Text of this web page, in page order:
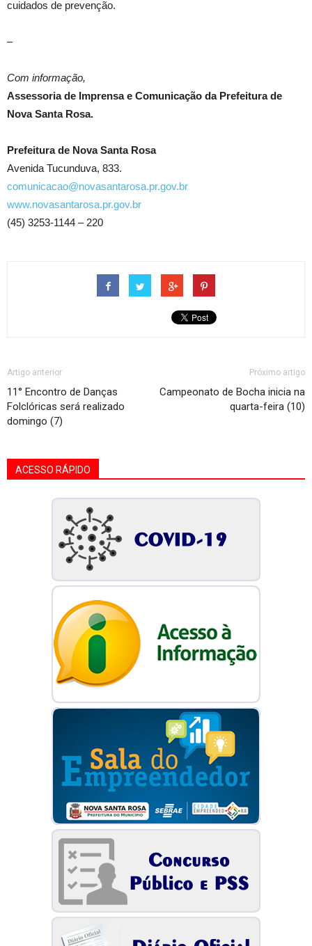
cuidados de prevenção.
–
Com informação,
Assessoria de Imprensa e Comunicação da Prefeitura de
Nova Santa Rosa.
Prefeitura de Nova Santa Rosa
Avenida Tucunduva, 833.
comunicacao@novasantarosa.pr.gov.br
www.novasantarosa.pr.gov.br
(45) 3253-1144 – 220
Artigo anterior
11° Encontro de Danças
Folclóricas será realizado
domingo (7)
Próximo artigo
Campeonato de Bocha inicia na
quarta-feira (10)
ACESSO RÁPIDO